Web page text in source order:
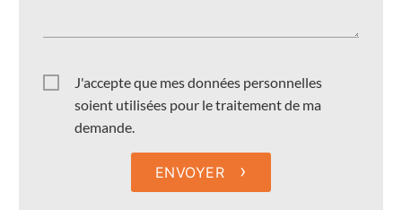
J'accepte que mes données personnelles
soient utilisées pour le traitement de ma
demande.
ENVOYER ›